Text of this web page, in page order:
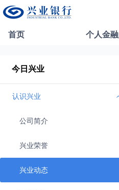
首页 个人金融
今日兴业
认识兴业
公司简介
兴业荣誉
兴业动态